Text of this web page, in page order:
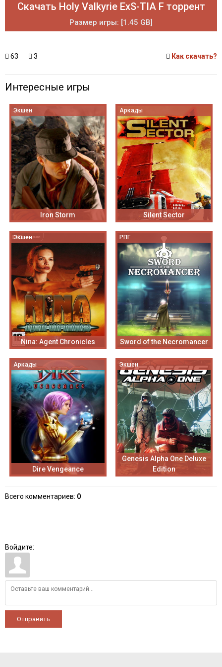
Скачать Holy Valkyrie ExS-TIA F торрент
Размер игры: [1.45 GB]
63 3 Как скачать?
Интересные игры
Экшен
Iron Storm
Аркады
Silent Sector
Экшен
Nina: Agent Chronicles
РПГ
Sword of the Necromancer
Аркады
Dire Vengeance
Экшен
Genesis Alpha One Deluxe
Edition
Всего комментариев: 0
Войдите:
Отправить